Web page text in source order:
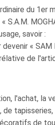
du 1er
savoir :
«
de
l'achat, la
de